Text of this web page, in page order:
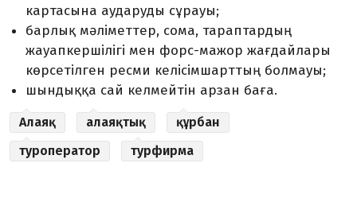
картасына аударуды сұрауы;
барлық мәліметтер, сома, тараптардың
жауапкершілігі мен форс-мажор жағдайлары
көрсетілген ресми келісімшарттың болмауы;
шындыққа сай келмейтін арзан баға.
Алаяқ алаяқтық
құрбан
туроператор
турфирма